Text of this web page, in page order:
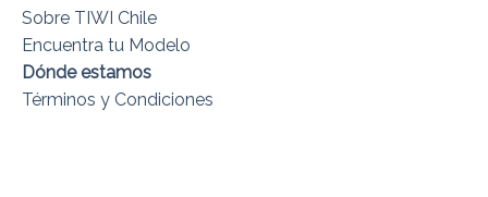
Sobre TIWI Chile
Encuentra tu Modelo
Dónde estamos
Términos y Condiciones